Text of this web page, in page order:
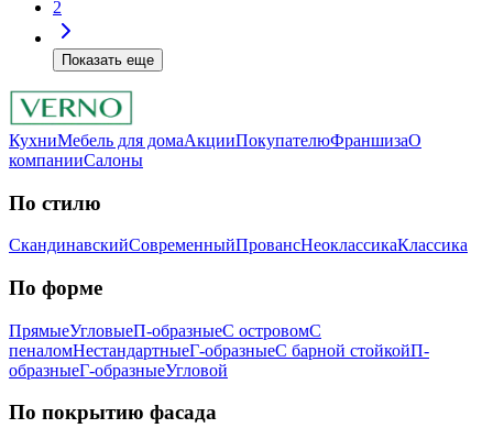
2
Показать еще
КухниМебель для домаАкцииПокупателюФраншизаО
компанииСалоны
По стилю
СкандинавскийСовременныйПровансНеоклассикаКлассика
Пo фopмe
ПрямыеУгловыеП-образныеС островомС
пеналомНестандартныеГ-образныеС барной стойкойП-
образныеГ-образныеУгловой
Пo пoкpытию фacaдa